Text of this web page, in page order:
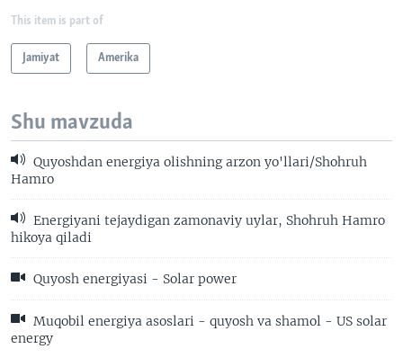
This item is part of
Jamiyat Amerika
Shu mavzuda
Quyoshdan energiya olishning arzon yo'llari/Shohruh
Hamro
Energiyani tejaydigan zamonaviy uylar, Shohruh Hamro
hikoya qiladi
Quyosh energiyasi - Solar power
Muqobil energiya asoslari - quyosh va shamol - US solar
energy